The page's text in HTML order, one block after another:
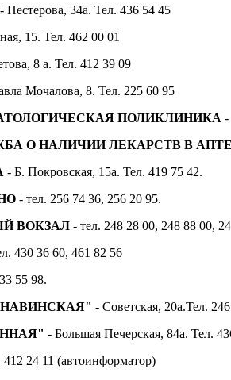
- Нестерова, 34а. Тел. 436 54 45
15. Тел. 462 00 01
8 а. Тел. 412 39 09
Мочалова, 8. Тел. 225 60 95
ПОЛИКЛИНИКА -
О НАЛИЧИИ ЛЕКАРСТВ В
- Б. Покровская, 15а. Тел. 419 75 42.
- тел. 256 74 36, 256 20 95.
ВОКЗАЛ - тел. 248 28 00, 248 88 00,
430 36 60, 461 82 56
55 98.
- Советская, 20а.Тел.
- Большая Печерская, 84а. Тел.
412 24 11 (автоинформатор)